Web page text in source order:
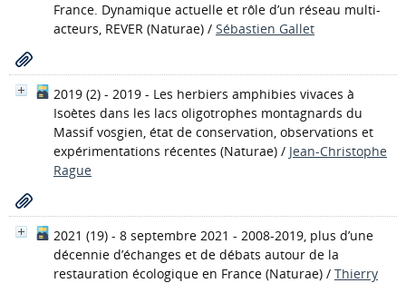
France. Dynamique actuelle et rôle d’un réseau multi-
acteurs, REVER (Naturae) / Sébastien Gallet
2019 (2) - 2019 - Les herbiers amphibies vivaces à
Isoètes dans les lacs oligotrophes montagnards du
Massif vosgien, état de conservation, observations et
expérimentations récentes (Naturae) / Jean-Christophe
Rague
2021 (19) - 8 septembre 2021 - 2008-2019, plus d’une
décennie d’échanges et de débats autour de la
restauration écologique en France (Naturae) / Thierry